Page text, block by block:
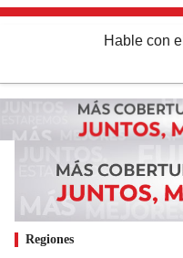
Hable con el
Regiones